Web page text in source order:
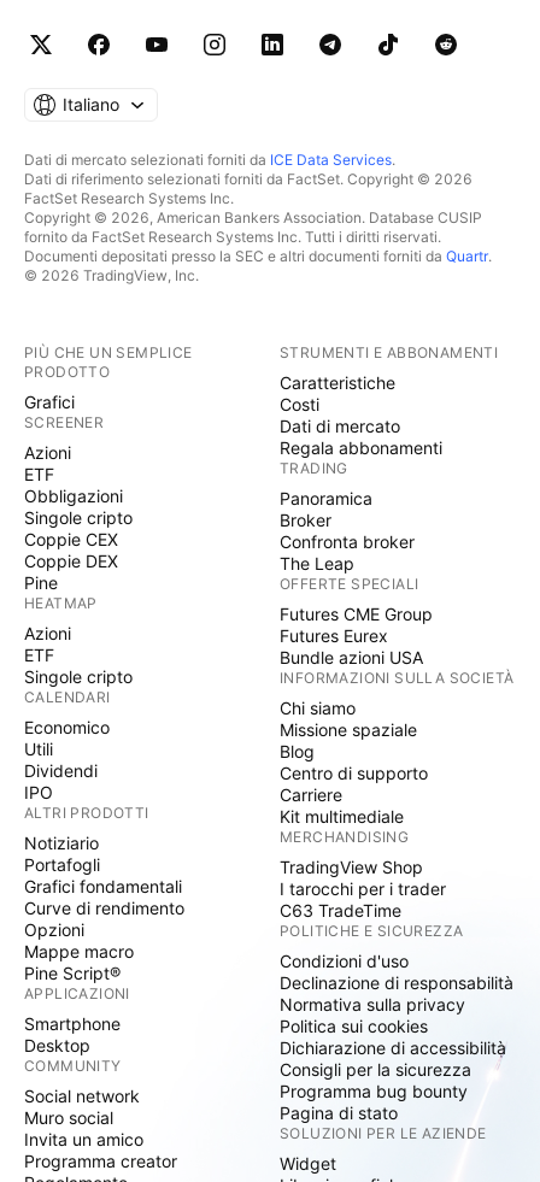
Italiano
Dati di mercato selezionati forniti da ICE Data Services.
Dati di riferimento selezionati forniti da FactSet. Copyright © 2026
FactSet Research Systems Inc.
Copyright © 2026, American Bankers Association. Database CUSIP
fornito da FactSet Research Systems Inc. Tutti i diritti riservati.
Documenti depositati presso la SEC e altri documenti forniti da Quartr.
© 2026 TradingView, Inc.
PIÙ CHE UN SEMPLICE
PRODOTTO
Grafici
SCREENER
Azioni
ETF
Obbligazioni
Singole cripto
Coppie CEX
Coppie DEX
Pine
HEATMAP
Azioni
ETF
Singole cripto
CALENDARI
Economico
Utili
Dividendi
IPO
ALTRI PRODOTTI
Notiziario
Portafogli
Grafici fondamentali
Curve di rendimento
Opzioni
Mappe macro
Pine Script®
APPLICAZIONI
Smartphone
Desktop
COMMUNITY
Social network
Muro social
Invita un amico
Programma creator
STRUMENTI E ABBONAMENTI
Caratteristiche
Costi
Dati di mercato
Regala abbonamenti
TRADING
Panoramica
Broker
Confronta broker
The Leap
OFFERTE SPECIALI
Futures CME Group
Futures Eurex
Bundle azioni USA
INFORMAZIONI SULLA SOCIETÀ
Chi siamo
Missione spaziale
Blog
Centro di supporto
Carriere
Kit multimediale
MERCHANDISING
TradingView Shop
I tarocchi per i trader
C63 TradeTime
POLITICHE E SICUREZZA
Condizioni d'uso
Declinazione di responsabilità
Normativa sulla privacy
Politica sui cookies
Dichiarazione di accessibilità
Consigli per la sicurezza
Programma bug bounty
Pagina di stato
SOLUZIONI PER LE AZIENDE
Widget